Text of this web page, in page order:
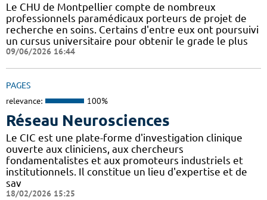
Le CHU de Montpellier compte de nombreux
professionnels paramédicaux porteurs de projet de
recherche en soins. Certains d'entre eux ont poursuivi
un cursus universitaire pour obtenir le grade le plus
09/06/2026 16:44
PAGES
relevance: 100%
Réseau Neurosciences
Le CIC est une plate-forme d'investigation clinique
ouverte aux cliniciens, aux chercheurs
fondamentalistes et aux promoteurs industriels et
institutionnels. Il constitue un lieu d'expertise et de
sav
18/02/2026 15:25